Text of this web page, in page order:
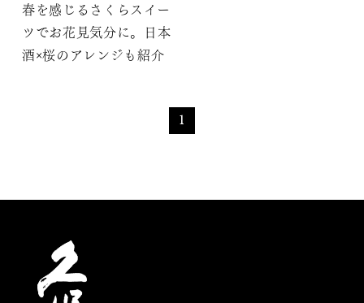
春を感じるさくらスイー
ツでお花見気分に。日本
酒×桜のアレンジも紹介
1